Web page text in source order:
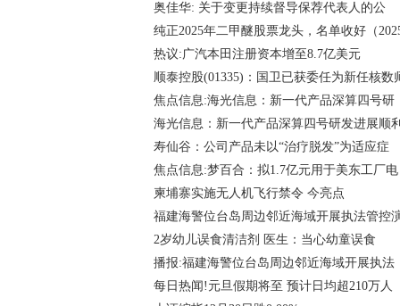
奥佳华: 关于变更持续督导保荐代表人的公
纯正2025年二甲醚股票龙头，名单收好（
热议:广汽本田注册资本增至8.7亿美元
顺泰控股(01335)：国卫已获委任为新任核数
焦点信息:海光信息：新一代产品深算四号研
海光信息：新一代产品深算四号研发进展顺利
寿仙谷：公司产品未以“治疗脱发”为适应症
焦点信息:梦百合：拟1.7亿元用于美东工厂电
柬埔寨实施无人机飞行禁令 今亮点
福建海警位台岛周边邻近海域开展执法管控
2岁幼儿误食清洁剂 医生：当心幼童误食
播报:福建海警位台岛周边邻近海域开展执法
每日热闻!元旦假期将至 预计日均超210万人